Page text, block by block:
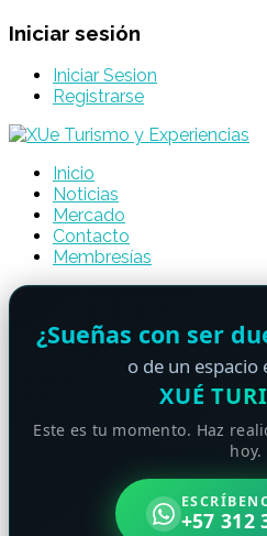
Iniciar sesión
Iniciar Sesion
Registrarse
Inicio
Noticias
Mercado
Contacto
Membresías
¿Sueñas con ser
o de un espacio
XUÉ
Este es tu momento. Haz
hoy.
+57 312